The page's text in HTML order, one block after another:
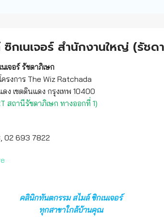
ผู้เชี่ยวชาญเฉพาะทางพร้อมให้
ดูแลการจัดฟันอย่างถูกวิธี ตาม
บบ(สาขารัชดาภิเษก19)